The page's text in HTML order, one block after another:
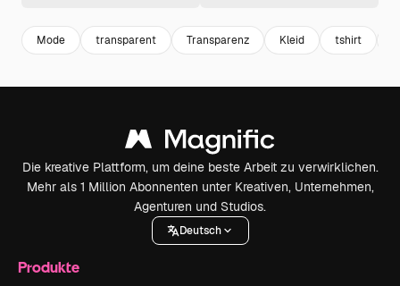
Mode transparent Transparenz Kleid tshirt
Die kreative Plattform, um deine beste Arbeit zu verwirklichen.
Mehr als 1 Million Abonnenten unter Kreativen, Unternehmen,
Agenturen und Studios.
Deutsch
Produkte